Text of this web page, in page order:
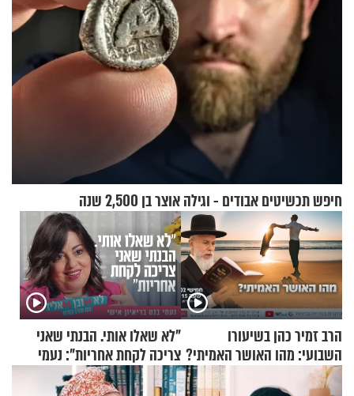
חיפש תכשיטים אבודים - וגילה אוצר בן 2,500 שנה
הרב זמיר כהן בשיעורו
השבועי: מהו האושר האמיתי?
"לא שאלו אותי. הבנתי שאני
צריכה לקחת אחריות": נעמי
בנט בריאיון אישי